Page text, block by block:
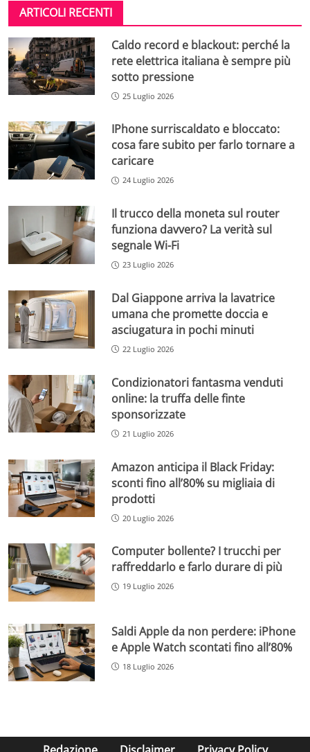
ARTICOLI RECENTI
Caldo record e blackout: perché la
rete elettrica italiana è sempre più
sotto pressione
25 Luglio 2026
IPhone surriscaldato e bloccato:
cosa fare subito per farlo tornare a
caricare
24 Luglio 2026
Il trucco della moneta sul router
funziona davvero? La verità sul
segnale Wi-Fi
23 Luglio 2026
Dal Giappone arriva la lavatrice
umana che promette doccia e
asciugatura in pochi minuti
22 Luglio 2026
Condizionatori fantasma venduti
online: la truffa delle finte
sponsorizzate
21 Luglio 2026
Amazon anticipa il Black Friday:
sconti fino all’80% su migliaia di
prodotti
20 Luglio 2026
Computer bollente? I trucchi per
raffreddarlo e farlo durare di più
19 Luglio 2026
Saldi Apple da non perdere: iPhone
e Apple Watch scontati fino all’80%
18 Luglio 2026